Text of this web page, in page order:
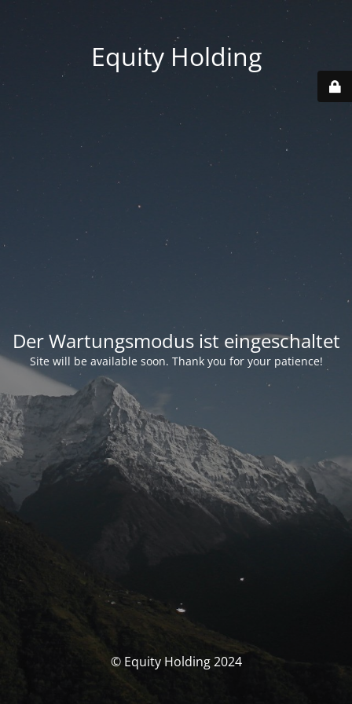
Equity Holding
Der Wartungsmodus ist eingeschaltet
Site will be available soon. Thank you for your patience!
© Equity Holding 2024